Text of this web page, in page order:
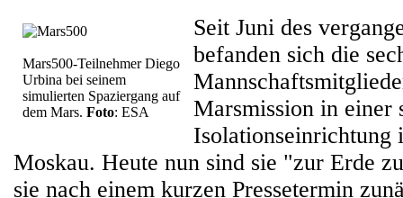
Mars500-Teilnehmer Diego
Urbina bei seinem
simulierten Spaziergang auf
dem Mars. Foto: ESA
Seit Juni des
befanden sich die
Marsmission in einer
Isolationseinrichtung
Moskau. Heute nun sind sie "zur Erde
sie nach einem kurzen Pressetermin